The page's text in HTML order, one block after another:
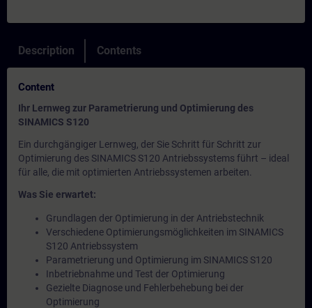
Description Contents
Content
Ihr Lernweg zur Parametrierung und Optimierung des
SINAMICS S120
Ein durchgängiger Lernweg, der Sie Schritt für Schritt zur
Optimierung des SINAMICS S120 Antriebssystems führt – ideal
für alle, die mit optimierten Antriebssystemen arbeiten.
Was Sie erwartet:
Grundlagen der Optimierung in der Antriebstechnik
Verschiedene Optimierungsmöglichkeiten im SINAMICS
S120 Antriebssystem
Parametrierung und Optimierung im SINAMICS S120
Inbetriebnahme und Test der Optimierung
Gezielte Diagnose und Fehlerbehebung bei der
Optimierung